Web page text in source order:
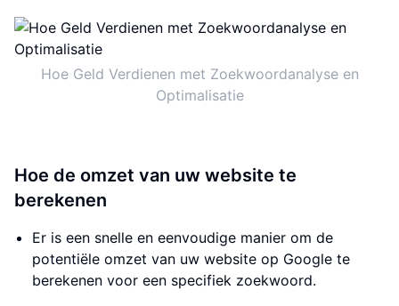
Hoe Geld Verdienen met Zoekwoordanalyse en
Optimalisatie
Hoe de omzet van uw website te
berekenen
Er is een snelle en eenvoudige manier om de
potentiële omzet van uw website op Google te
berekenen voor een specifiek zoekwoord.